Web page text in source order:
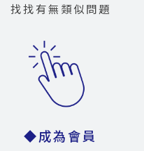
找找有無類似問題
◆成為會員